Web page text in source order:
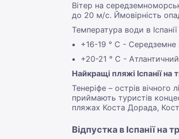
Вітер на
до 20 м/с. Ймовірність
Температура води в Іспанії
+16-19 ° С - Середземне
+20-21 ° С -
Найкращі пляжі Іспанії на
Тенеріфе – острів вічного
приймають туристів
пляжах Коста Дорада,
Відпустка в Іспанії на